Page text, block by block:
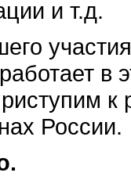
и т.д.
России.